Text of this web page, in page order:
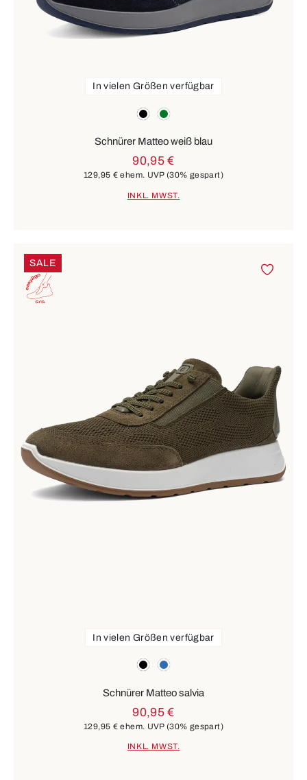
schwarz
grün
In vielen Größen verfügbar
Schnürer Matteo weiß blau
90,95 €
129,95 € ehem. UVP(30% gespart)
INKL. MWST.
SALE
schwarz
blau
In vielen Größen verfügbar
Schnürer Matteo salvia
90,95 €
129,95 € ehem. UVP(30% gespart)
INKL. MWST.